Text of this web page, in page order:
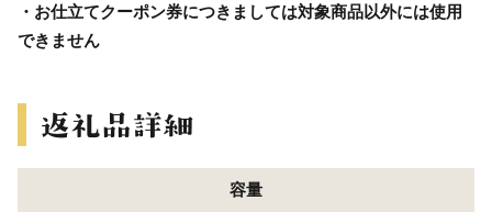
・お仕立てクーポン券につきましては対象商品以外には使用
できません
容量